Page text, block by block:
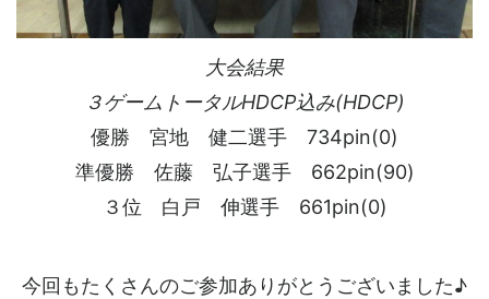
大会結果
３ゲームトータルHDCP込み(HDCP)
優勝 宮地 健二選手 734pin(0)
準優勝 佐藤 弘子選手 662pin(90)
３位 白戸 伸選手 661pin(0)
今回もたくさんのご参加ありがとうございました♪